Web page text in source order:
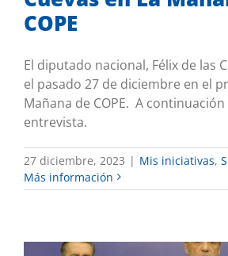
COPE
El diputado nacional, Félix de las
el pasado 27 de diciembre en el
Mañana de COPE. A continuación
entrevista.
27 diciembre, 2023 | Mis iniciativas,
Más información